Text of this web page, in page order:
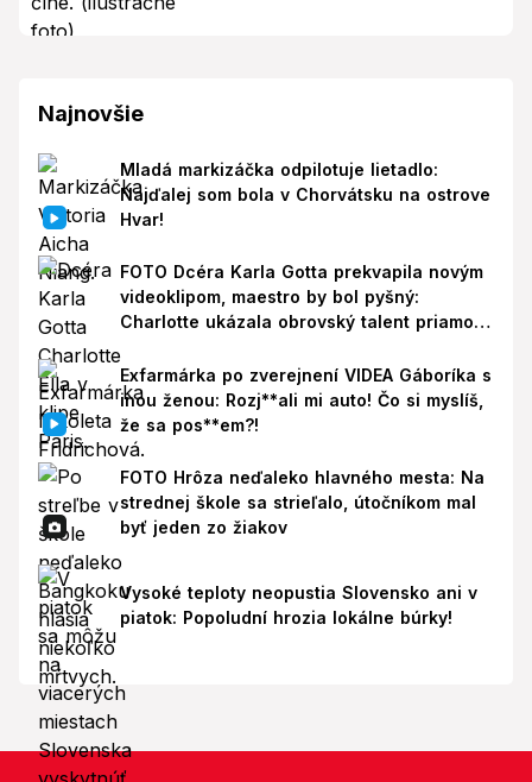
Najnovšie
Mladá markizáčka odpilotuje lietadlo:
Najďalej som bola v Chorvátsku na ostrove
Hvar!
FOTO Dcéra Karla Gotta prekvapila novým
videoklipom, maestro by bol pyšný:
Charlotte ukázala obrovský talent priamo v
Exfarmárka po zverejnení VIDEA Gáboríka s
inou ženou: Rozj**ali mi auto! Čo si myslíš,
že sa pos**em?!
FOTO Hrôza neďaleko hlavného mesta: Na
strednej škole sa strieľalo, útočníkom mal
byť jeden zo žiakov
Vysoké teploty neopustia Slovensko ani v
piatok: Popoludní hrozia lokálne búrky!